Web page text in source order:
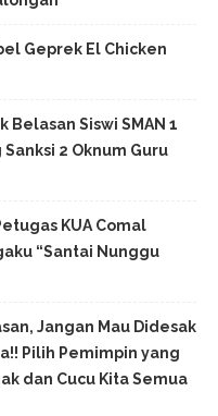
Geprek El Chicken
Belasan Siswi SMAN 1
2 Oknum Guru
KUA Comal
“Santai Nunggu
Jangan Mau Didesak
Pilih Pemimpin yang
dan Cucu Kita Semua